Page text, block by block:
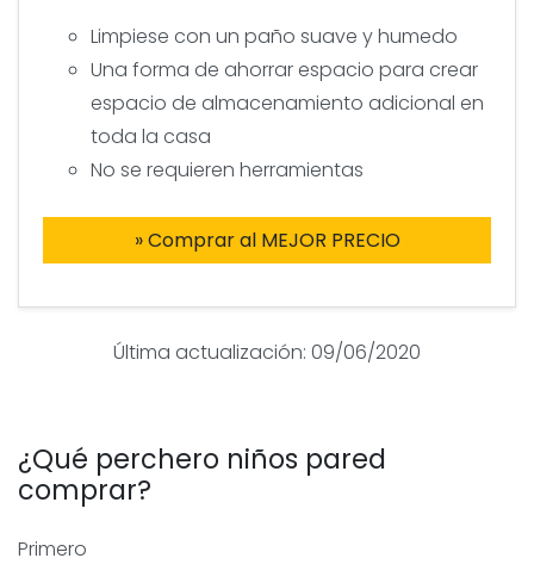
Limpiese con un paño suave y humedo
Una forma de ahorrar espacio para crear
espacio de almacenamiento adicional en
toda la casa
No se requieren herramientas
» Comprar al MEJOR PRECIO
Última actualización: 09/06/2020
¿Qué perchero niños pared
comprar?
Primero